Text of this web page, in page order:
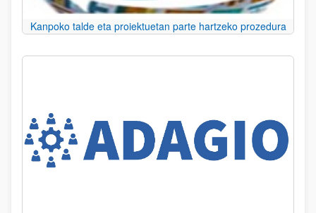
Kanpoko talde eta proiektuetan parte hartzeko prozedura